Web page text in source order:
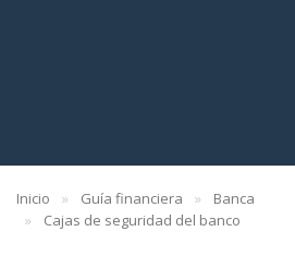
Inicio Guía financiera
Banca
Cajas de seguridad del banco